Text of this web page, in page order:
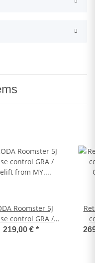
Roomster 5J
control GRA /
from MY. 2010
219,00 € *